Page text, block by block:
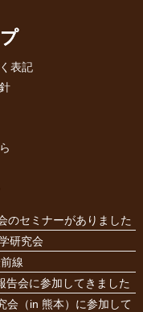
表記
のセミナーがありました
研究会
線
告会に参加してきました
会（in 熊本）に参加して